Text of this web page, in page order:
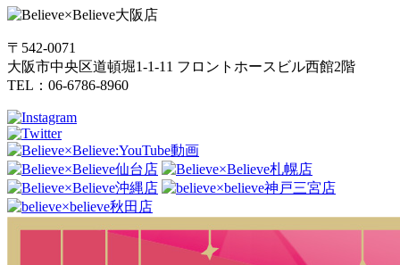
〒542-0071
大阪市中央区道頓堀1-1-11 フロントホースビル西館2階
TEL：06-6786-8960